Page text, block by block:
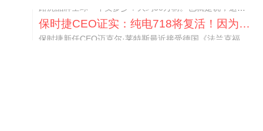
保时捷CEO证实：纯电718将复活！因为奥迪需要